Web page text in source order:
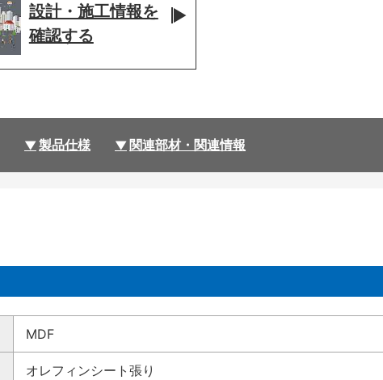
設計・施工情報を
確認する
製品仕様 関連部材・関連情報
MDF
オレフィンシート張り